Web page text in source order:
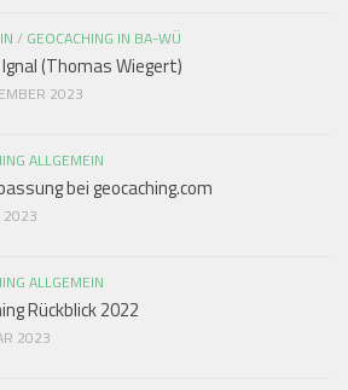
/ GEOCACHING IN BA-WÜ
(Thomas Wiegert)
2023
ALLGEMEIN
bei geocaching.com
2023
ALLGEMEIN
Rückblick 2022
2023